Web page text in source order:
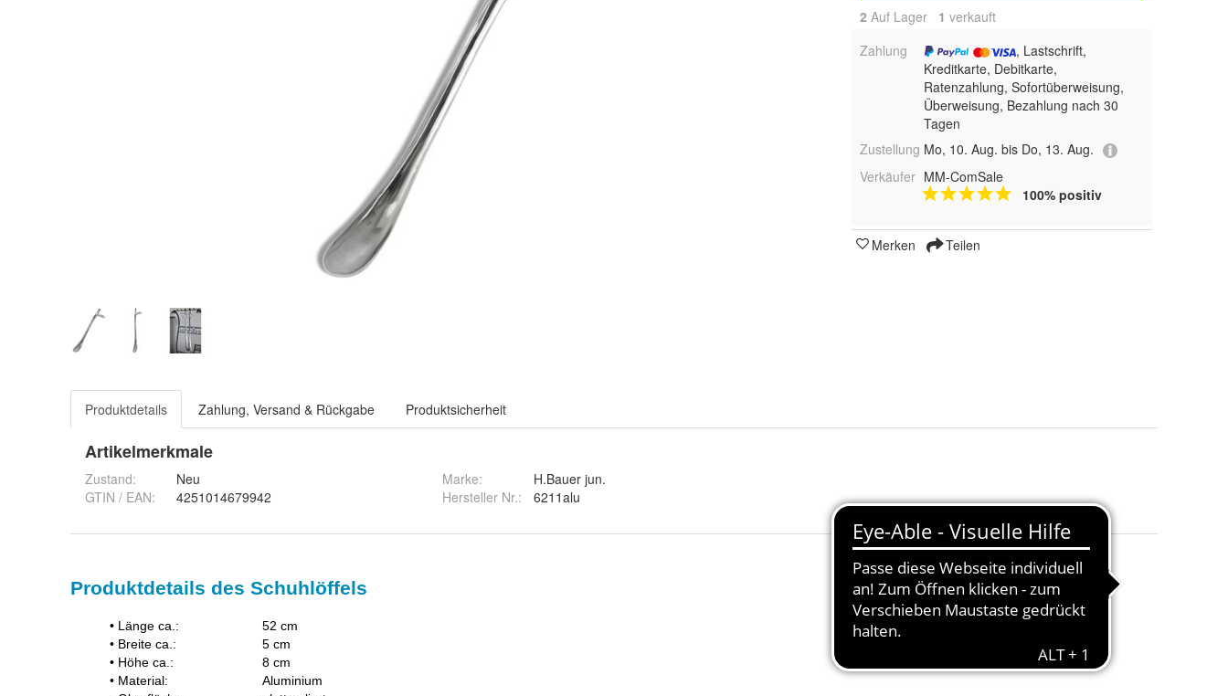
2 Auf Lager 1 verkauft
Zahlung
, Lastschrift,
Kreditkarte, Debitkarte,
Ratenzahlung, Sofortüberweisung,
Überweisung, Bezahlung nach 30
Tagen
Zustellung Mo, 10. Aug. bis Do, 13. Aug.
Verkäufer MM-ComSale
100% positiv
Merken Teilen
Produktdetails Zahlung, Versand & Rückgabe Produktsicherheit
Artikelmerkmale
Zustand:
Neu
GTIN / EAN:
4251014679942
Marke:
H.Bauer jun.
Hersteller Nr.:
6211alu